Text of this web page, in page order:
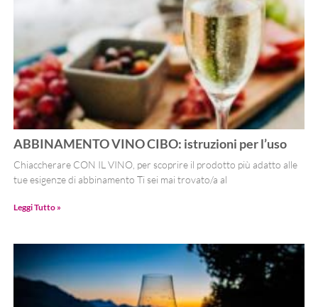
ABBINAMENTO VINO CIBO: istruzioni per l’uso
Chiaccherare CON IL VINO, per scoprire il prodotto più adatto alle
tue esigenze di abbinamento Ti sei mai trovato/a al
Leggi Tutto »